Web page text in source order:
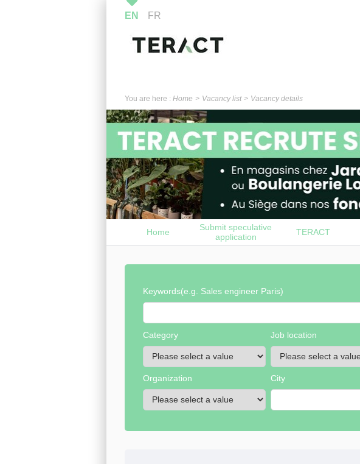
EN FR
You are here : Home Vacancy list Vacancy details
Home
Submit speculative
application
TERACT
Keywords(e.g. Sales engineer Paris)
Category Job location
Organization City